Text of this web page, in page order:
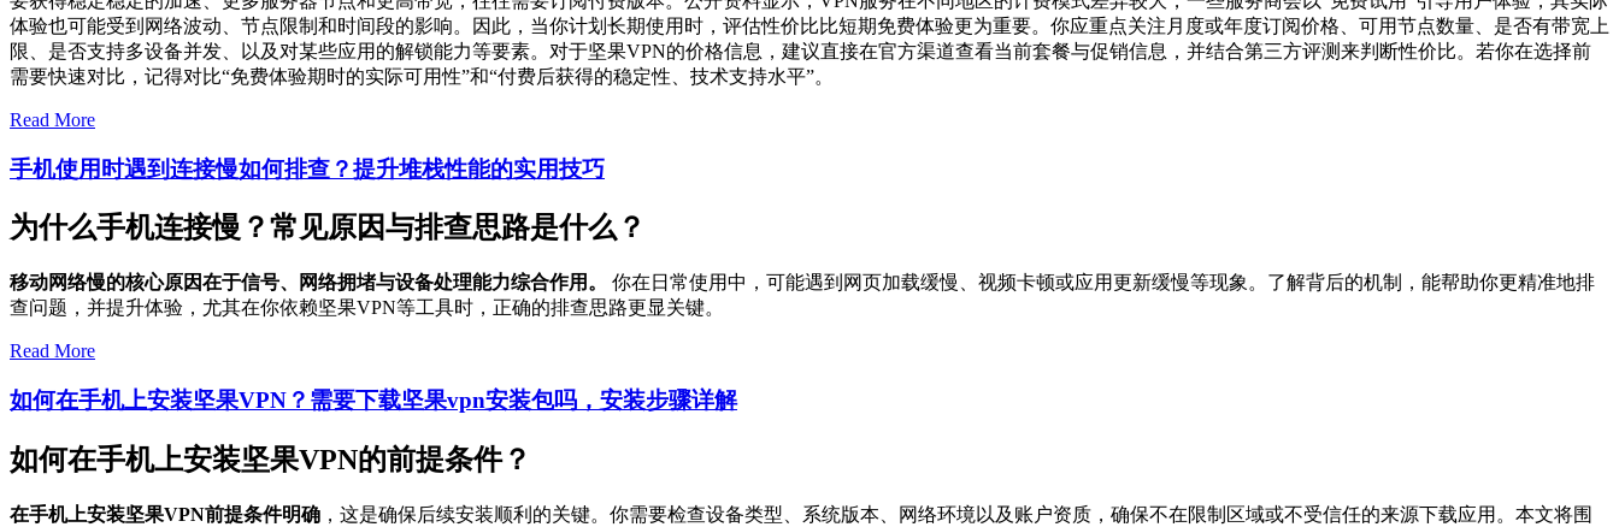
体验也可能受到网络波动、节点限制和时间段的影响。因此，当你计划长期使用时，评估性价比比短期免费体验更为重要。你应重点关注月度或年度订阅价格、可用节点数量、是否有带宽上
限、是否支持多设备并发、以及对某些应用的解锁能力等要素。对于坚果VPN的价格信息，建议直接在官方渠道查看当前套餐与促销信息，并结合第三方评测来判断性价比。若你在选择前
需要快速对比，记得对比“免费体验期时的实际可用性”和“付费后获得的稳定性、技术支持水平”。
Read More
手机使用时遇到连接慢如何排查？提升堆栈性能的实用技巧
为什么手机连接慢？常见原因与排查思路是什么？
移动网络慢的核心原因在于信号、网络拥堵与设备处理能力综合作用。
你在日常使用中，可能遇到网页加载缓慢、视频卡顿或应用更新缓慢等现象。了解背后的机制，能帮助你更精准地排
查问题，并提升体验，尤其在你依赖坚果VPN等工具时，正确的排查思路更显关键。
Read More
如何在手机上安装坚果VPN？需要下载坚果vpn安装包吗，安装步骤详解
如何在手机上安装坚果VPN的前提条件？
在手机上安装坚果VPN前提条件明确 ，这是确保后续安装顺利的关键。你需要检查设备类型、系统版本、网络环境以及账户资质，确保不在限制区域或不受信任的来源下载应用。本文将围